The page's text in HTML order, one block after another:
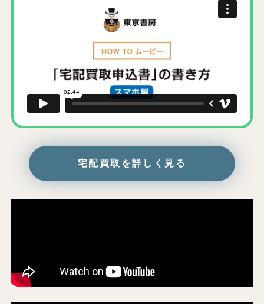
宅配買取を詳しく見る